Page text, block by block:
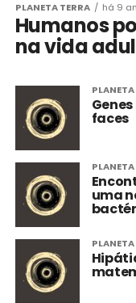
PLANETA TERRA há 9
Humanos
na vida
faces
uma